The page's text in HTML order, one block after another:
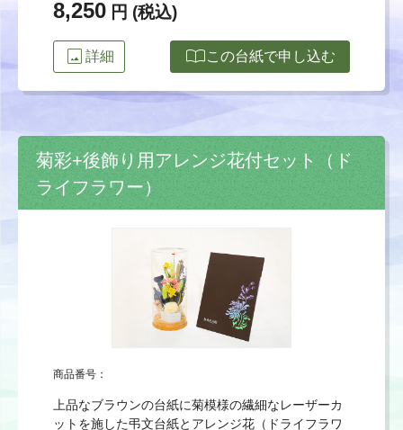
8,250 円 (税込)
image 詳細 import_contactsこの台紙で申し込む
菊彩+後飾り用アレンジ花付セット（ド
ライフラワー）
商品番号：
上品なブラウンの台紙に菊模様の繊細なレーザーカ
ットを施した弔文台紙とアレンジ花（ドライフラワ